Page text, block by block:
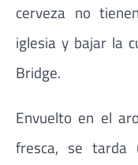
cerveza no
iglesia y bajar la
Bridge.
Envuelto en el
fresca, se